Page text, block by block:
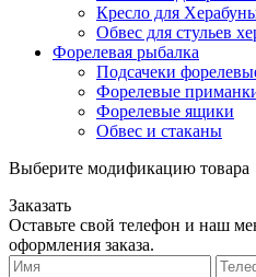
Кресло для
Обвес для стульев
Форелевая рыбалка
Подсачеки
Форелевые
Форелевые ящики
Обвес и стаканы
Выберите модификацию товара
Заказать
Оставьте свой телефон и наш
оформления заказа.